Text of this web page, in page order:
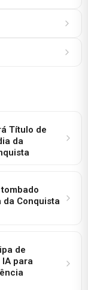
Título de
da
Conquista
de
para